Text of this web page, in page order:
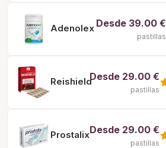
Adenolex Desde 39.00 €
pastillas
ReishieldDesde 29.00 €
pastillas
ProstalixDesde 29.00 €
pastillas